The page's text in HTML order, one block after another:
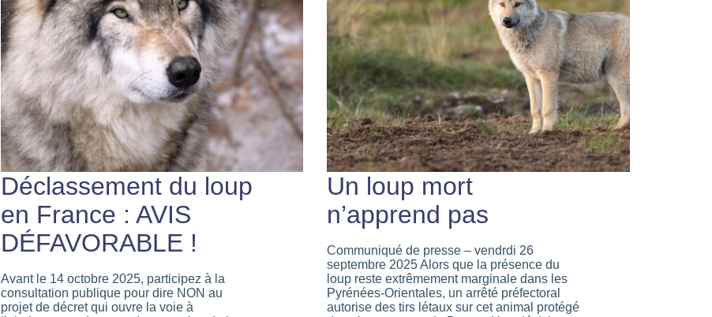
Déclassement du loup
en France : AVIS
DÉFAVORABLE !
Avant le 14 octobre 2025, participez à la
consultation publique pour dire NON au
projet de décret qui ouvre la voie à
Un loup mort
n’apprend pas
Communiqué de presse – vendrdi 26
septembre 2025 Alors que la présence du
loup reste extrêmement marginale dans les
Pyrénées-Orientales, un arrêté préfectoral
autorise des tirs létaux sur cet animal protégé